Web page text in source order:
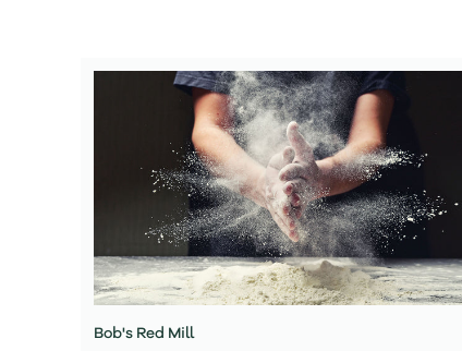
Bob's Red Mill